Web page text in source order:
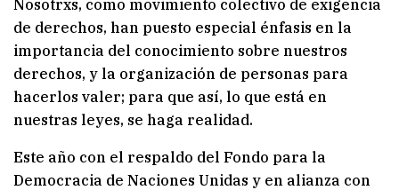
Nosotrxs, como movimiento colectivo de exigencia
de derechos, han puesto especial énfasis en la
importancia del conocimiento sobre nuestros
derechos, y la organización de personas para
hacerlos valer; para que así, lo que está en
nuestras leyes, se haga realidad.
Este año con el respaldo del Fondo para la
Democracia de Naciones Unidas y en alianza con